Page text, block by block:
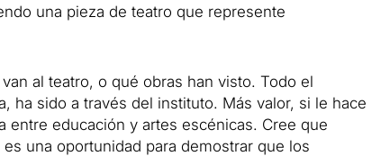
una pieza de teatro que represente
al teatro, o qué obras han visto. Todo el
ha sido a través del instituto. Más valor, si le hace
entre educación y artes escénicas. Cree que
es una oportunidad para demostrar que los